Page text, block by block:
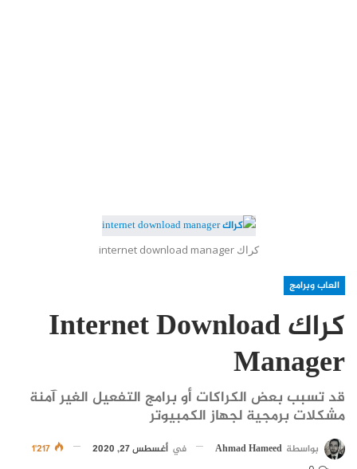
كراك internet download manager
العاب وبرامج
كراك Internet Download
Manager
قد تسبب بعض الكراكات أو برامج التفعيل الغير آمنة
مشكلات برمجية لجهاز الكمبيوتر
بواسطة Ahmad Hameed في أغسطس 27, 2020